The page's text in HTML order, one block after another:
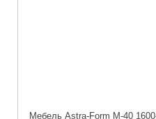
Мебель Astra-Form М-40